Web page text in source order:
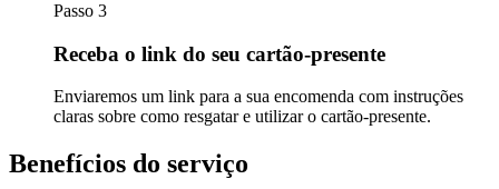
Passo 3
Receba o link do seu cartão-presente
Enviaremos um link para a sua encomenda com instruções
claras sobre como resgatar e utilizar o cartão-presente.
Benefícios do serviço